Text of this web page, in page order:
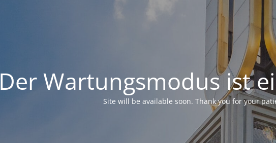
Der Wartungsmodus ist
Site will be available soon. Thank you for your